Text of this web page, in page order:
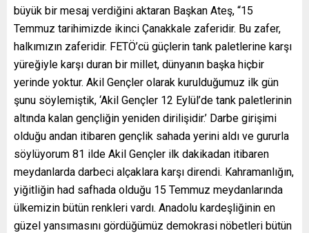
büyük bir mesaj verdiğini aktaran Başkan Ateş, “15
Temmuz tarihimizde ikinci Çanakkale zaferidir. Bu zafer,
halkımızın zaferidir. FETÖ’cü güçlerin tank paletlerine karşı
yüreğiyle karşı duran bir millet, dünyanın başka hiçbir
yerinde yoktur. Akil Gençler olarak kurulduğumuz ilk gün
şunu söylemiştik, ‘Akil Gençler 12 Eylül’de tank paletlerinin
altında kalan gençliğin yeniden dirilişidir.’ Darbe girişimi
olduğu andan itibaren gençlik sahada yerini aldı ve gururla
söylüyorum 81 ilde Akil Gençler ilk dakikadan itibaren
meydanlarda darbeci alçaklara karşı direndi. Kahramanlığın,
yiğitliğin had safhada olduğu 15 Temmuz meydanlarında
ülkemizin bütün renkleri vardı. Anadolu kardeşliğinin en
güzel yansımasını gördüğümüz demokrasi nöbetleri bütün